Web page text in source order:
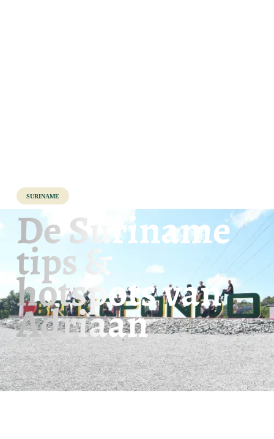
Suriname
De Suriname
tips &
hotspots van
Adriaan